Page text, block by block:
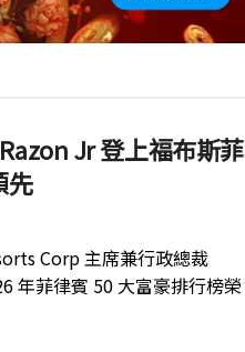
Jr 登上福布斯菲
先
Corp 主席兼行政總裁
年菲律賓 50 大富豪排行榜榮